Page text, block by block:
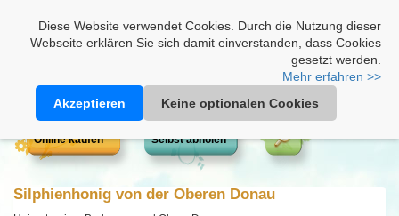
Diese Website verwendet Cookies. Durch die Nutzung dieser
Webseite erklären Sie sich damit einverstanden, dass Cookies
gesetzt werden.
Mehr erfahren >>
Akzeptieren
Keine optionalen Cookies
Online kaufen Selbst abholen
Silphienhonig von der Oberen Donau